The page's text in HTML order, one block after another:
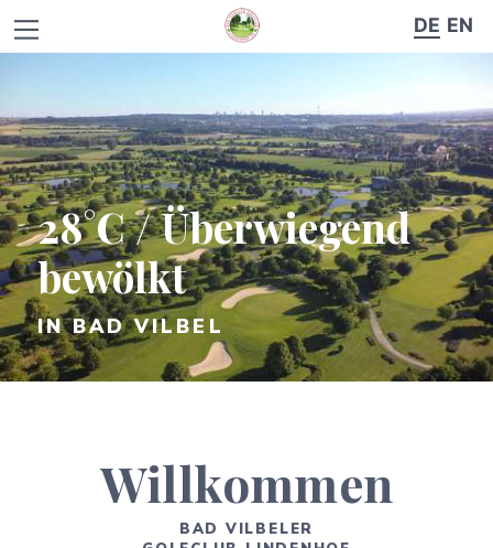
DE EN
28°C / Überwiegend
bewölkt
IN BAD VILBEL
Willkommen
BAD VILBELER